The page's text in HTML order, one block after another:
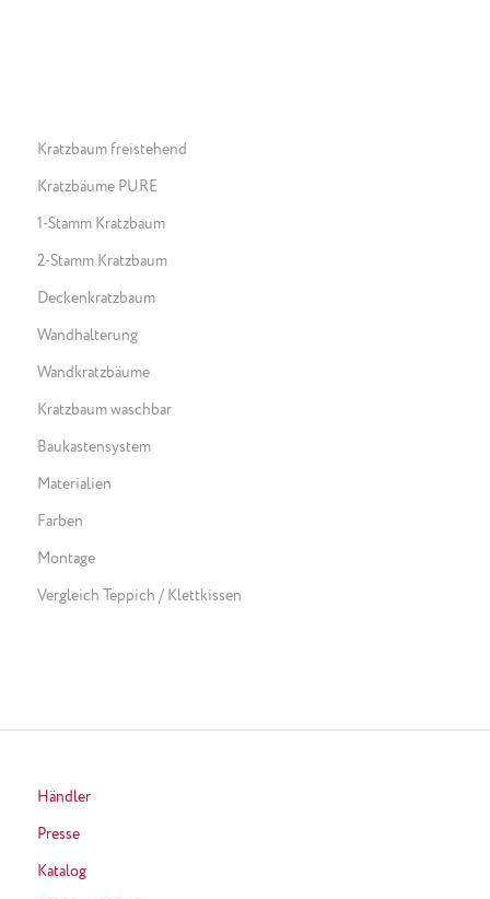
Kratzbaum freistehend
Kratzbäume PURE
1-Stamm Kratzbaum
2-Stamm Kratzbaum
Deckenkratzbaum
Wandhalterung
Wandkratzbäume
Kratzbaum waschbar
Baukastensystem
Materialien
Farben
Montage
Vergleich Teppich / Klettkissen
Händler
Presse
Katalog